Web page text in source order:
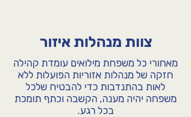
צוות מנהלות איזור
מאחורי כל משפחת מילואים עומדת קהילה
חזקה של מנהלות אזוריות הפועלות ללא
לאות בהתנדבות כדי להבטיח שלכל
משפחה יהיה מענה, הקשבה וכתף תומכת
בכל רגע.